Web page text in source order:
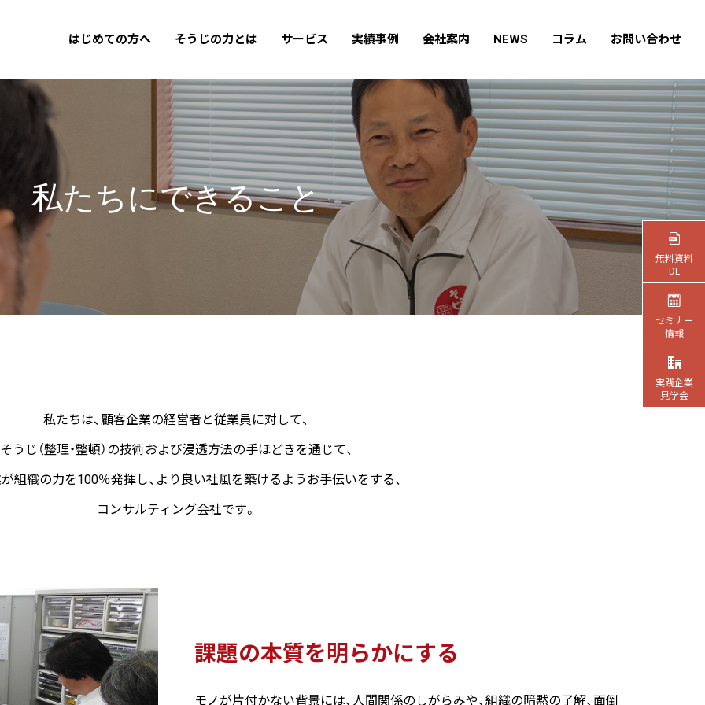
はじめての方へ そうじの力とは サービス 実績事例 会社案内 NEWS コラム お問い合わせ
私たちにできること
私たちは、顧客企業の経営者と従業員に対して、
そうじ（整理・整頓）の技術および浸透方法の手ほどきを通じて、
組織の力を100％発揮し、より良い社風を築けるようお手伝いをする、
コンサルティング会社です。
課題の本質を明らかにする
モノが片付かない背景には、人間関係のしがらみや、組織の暗黙の了解、面倒
無料資料
DL
セミナー
情報
実践企業
見学会